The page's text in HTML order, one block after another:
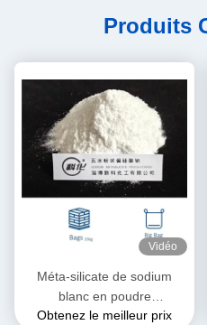
Produits
Vidéo
Méta-silicate de sodium
blanc en poudre
Na2SiO3·5H2O soluble dans
Obtenez le meilleur prix